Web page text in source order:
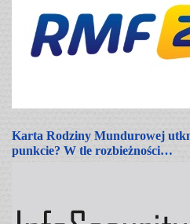
Karta Rodziny Mundurowej
punkcie? W tle rozbieżności…